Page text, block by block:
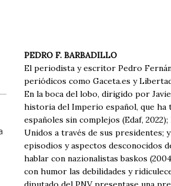
PEDRO F. BARBADILLO
El periodista y escritor Pedro
periódicos como Gaceta.es y
En la boca del lobo, dirigido por
historia del Imperio español, que ha
españoles sin complejos (Edaf,
Unidos a través de sus presidentes;
episodios y aspectos desconocidos
hablar con nazionalistas baskos
con humor las debilidades y